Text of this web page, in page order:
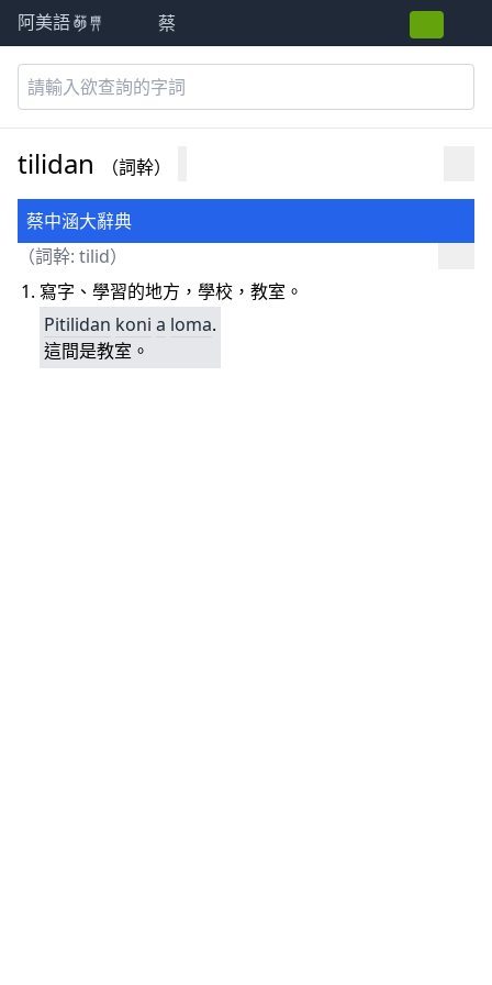
阿美語萌典 蔡
tilidan （詞幹）
蔡中涵大辭典
（詞幹: tilid）
寫字、學習的地方，學校，教室。
Pitilidan koni a loma.
這間是教室。